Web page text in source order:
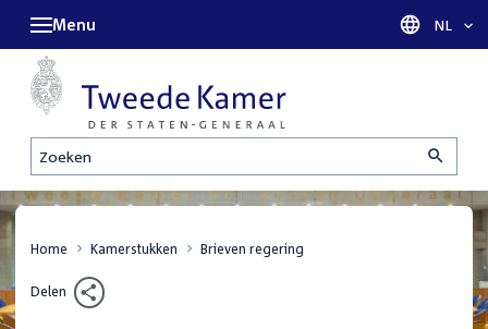
Zoeken
Menu Taal
NL
Home Kamerstukken Brieven regering
Delen